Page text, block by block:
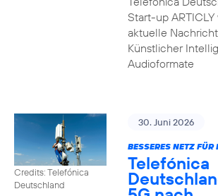
Start-up
aktuelle
Künstlicher
Audioformate
Credits: Telefónica
Deutschland
30. Juni 2026
BESSERES NETZ
Telefónica